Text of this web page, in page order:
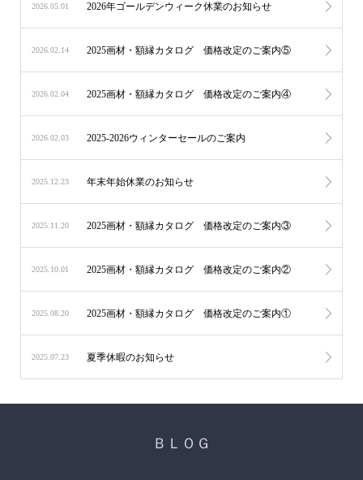
2026.05.01 2026年ゴールデンウィーク休業のお知らせ
2026.02.14 2025画材・額縁カタログ 価格改定のご案内⑤
2026.02.04 2025画材・額縁カタログ 価格改定のご案内④
2026.02.03 2025-2026ウィンターセールのご案内
2025.12.23 年末年始休業のお知らせ
2025.11.20 2025画材・額縁カタログ 価格改定のご案内③
2025.10.01 2025画材・額縁カタログ 価格改定のご案内②
2025.08.20 2025画材・額縁カタログ 価格改定のご案内①
2025.07.23 夏季休暇のお知らせ
ＢＬＯＧ